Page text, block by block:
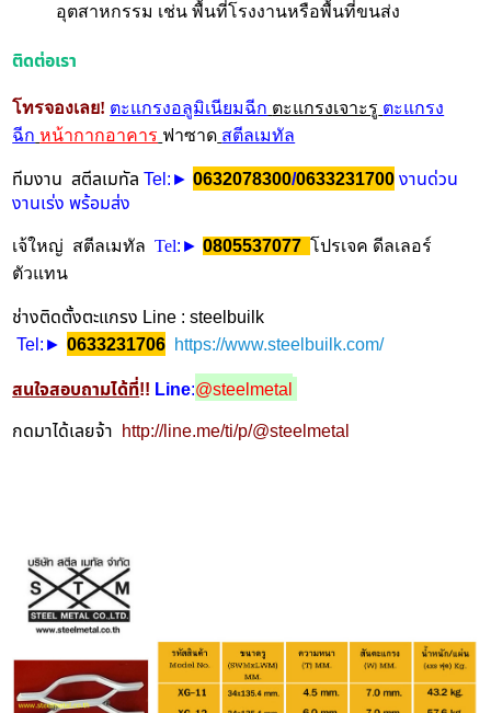
อุตสาหกรรม เช่น พื้นที่โรงงานหรือพื้นที่ขนส่ง
ติดต่อเรา
โทรจองเลย! ตะแกรงอลูมิเนียมฉีก ตะแกรงเจาะรู ตะแกรง
ฉีก หน้ากากอาคาร ฟาซาด สตีลเมทัล
ทีมงาน สตีลเมทัลTel:► 0632078300/0633231700 งานด่วน
งานเร่ง พร้อมส่ง
เจ้ใหญ่ สตีลเมทัลTel:► 0805537077 โปรเจค ดีลเลอร์
ตัวแทน
ช่างติดตั้งตะแกรง Line : steelbuilk
Tel:► 0633231706 https://www.steelbuilk.com/
สนใจสอบถามได้ที่!! Line:@steelmetal
กดมาได้เลยจ้า http://line.me/ti/p/@steelmetal